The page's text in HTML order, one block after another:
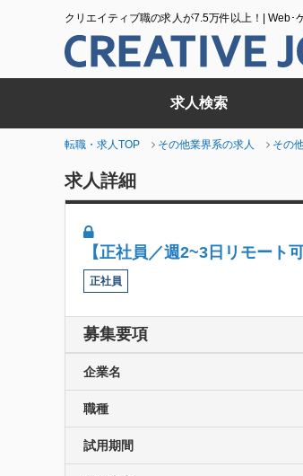
クリエイティブ職の求人が7.5万件以上！| Web･
求人検索
転職・求人TOP その他業界系の求人 その
求人詳細
【正社員／週2~3日リモー
正社員
募集要項
企業名
職種
試用期間